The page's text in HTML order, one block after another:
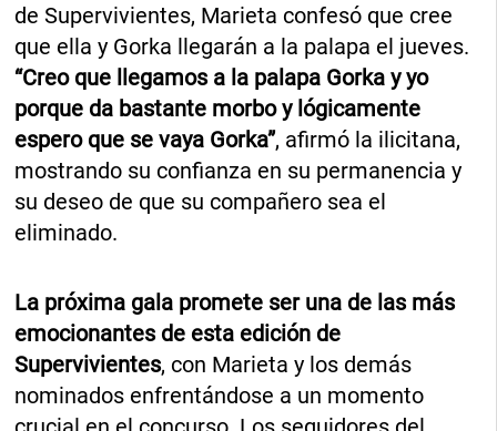
de Supervivientes, Marieta confesó que cree
que ella y Gorka llegarán a la palapa el jueves.
“Creo que llegamos a la palapa Gorka y yo
porque da bastante morbo y lógicamente
espero que se vaya Gorka”, afirmó la ilicitana,
mostrando su confianza en su permanencia y
su deseo de que su compañero sea el
eliminado.
La próxima gala promete ser una de las más
emocionantes de esta edición de
Supervivientes, con Marieta y los demás
nominados enfrentándose a un momento